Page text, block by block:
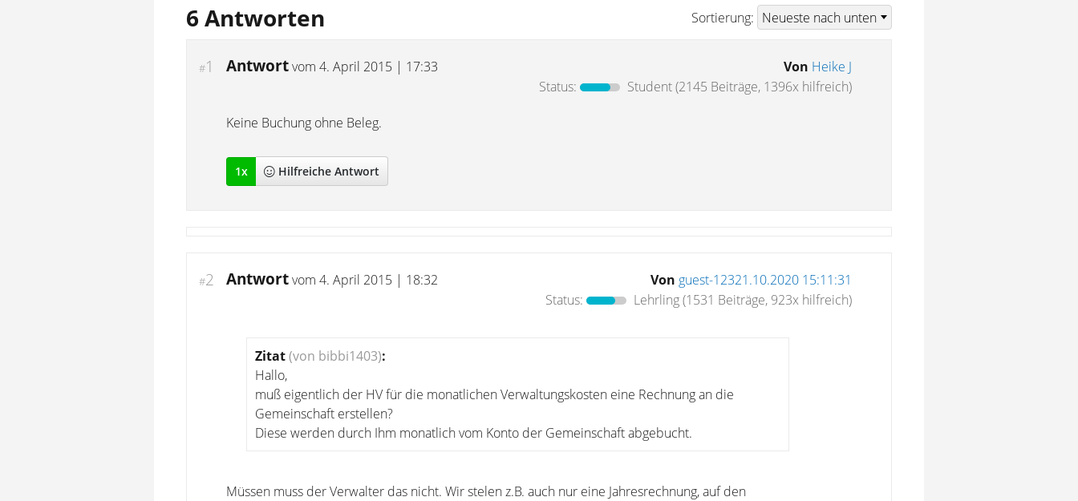
6 Antworten Sortierung:
#1 Antwortvom 4. April 2015 | 17:33 Von Heike J
Status:
Student(2145 Beiträge, 1396x hilfreich)
Keine Buchung ohne Beleg.
1x Hilfreiche Antwort
#2 Antwortvom 4. April 2015 | 18:32 Von guest-12321.10.2020 15:11:31
Status:
Lehrling(1531 Beiträge, 923x hilfreich)
Zitat(von bibbi1403):
Hallo,
muß eigentlich der HV für die monatlichen Verwaltungskosten eine Rechnung an die
Gemeinschaft erstellen?
Diese werden durch Ihm monatlich vom Konto der Gemeinschaft abgebucht.
Müssen muss der Verwalter das nicht. Wir stelen z.B. auch nur eine Jahresrechnung, auf den